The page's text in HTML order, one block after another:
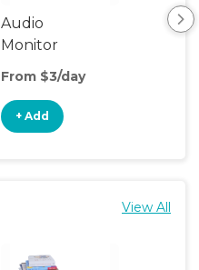
Audio
Monitor
From $3/day
+ Add
View All